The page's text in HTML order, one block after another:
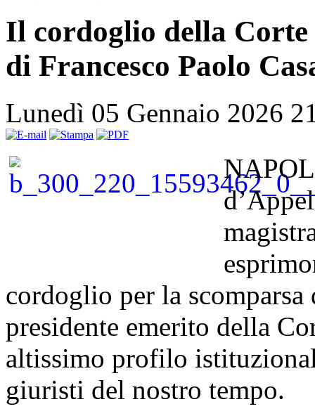
Il cordoglio della Corte
di Francesco Paolo
Lunedì 05 Gennaio 2026
cordoglio per la scomparsa
presidente emerito della
altissimo profilo
giuristi del nostro tempo.